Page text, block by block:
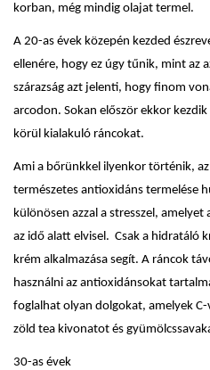
korban, még mindig olajat termel.
A 20-as évek közepén kezded
ellenére, hogy ez úgy tűnik, mint az
szárazság azt jelenti, hogy finom
arcodon. Sokan először ekkor
körül kialakuló ráncokat.
Ami a bőrünkkel ilyenkor történik,
természetes antioxidáns termelése
különösen azzal a stresszel,
az idő alatt elvisel. Csak a hidratáló
krém alkalmazása segít. A ráncok
használni az antioxidánsokat
foglalhat olyan dolgokat, amelyek
zöld tea kivonatot és
30-as évek